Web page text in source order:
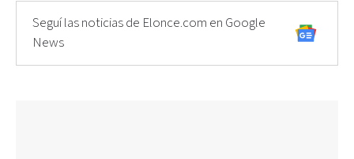
Seguí las noticias de Elonce.com en Google
News